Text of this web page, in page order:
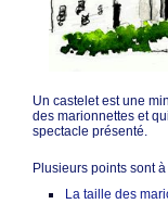
Un castelet est une
des marionnettes et
spectacle présenté.
Plusieurs points sont
La taille des